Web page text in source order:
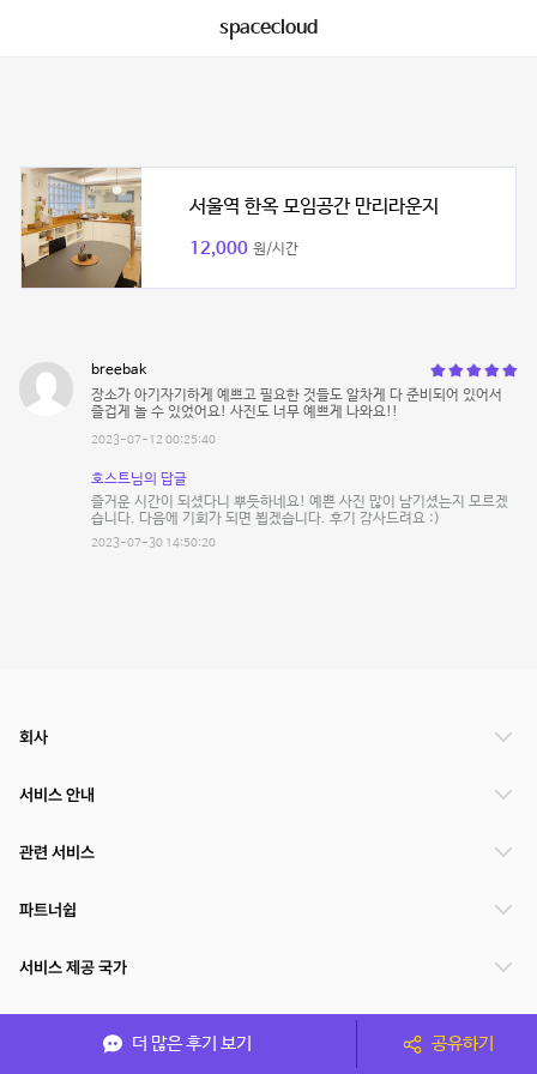
spacecloud
서울역 한옥 모임공간 만리라운지
12,000 원/시간
breebak
장소가 아기자기하게 예쁘고 필요한 것들도 알차게 다 준비되어 있어서
즐겁게 놀 수 있었어요! 사진도 너무 예쁘게 나와요!!
2023-07-12 00:25:40
호스트님의 답글
즐거운 시간이 되셨다니 뿌듯하네요! 예쁜 사진 많이 남기셨는지 모르겠
습니다. 다음에 기회가 되면 뵙겠습니다. 후기 감사드려요 :)
2023-07-30 14:50:20
더 많은 후기 보기 공유하기
회사
서비스 안내
관련 서비스
파트너쉽
서비스 제공 국가
(주)NSPACE 사업자정보